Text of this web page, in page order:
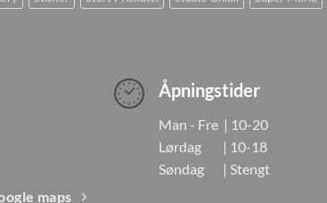
maps
Åpningstider
Man - Fre | 10-20
Lørdag | 10-18
Søndag | Stengt